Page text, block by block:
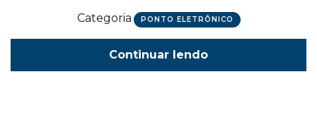
Categoria PONTO ELETRÔNICO
Continuar lendo